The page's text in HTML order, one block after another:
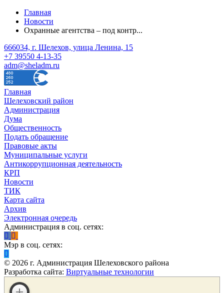
Главная
Новости
Охранные агентства – под контр...
666034, г. Шелехов, улица Ленина, 15
+7 39550 4-13-35
adm@sheladm.ru
Главная
Шелеховский район
Администрация
Дума
Общественность
Подать обращение
Правовые акты
Муниципальные услуги
Антикоррупционная деятельность
КРП
Новости
ТИК
Карта сайта
Архив
Электронная очередь
Администрация в соц. сетях:
Мэр в соц. сетях:
© 2026 г. Администрация Шелеховского района
Разработка сайта: Виртуальные технологии